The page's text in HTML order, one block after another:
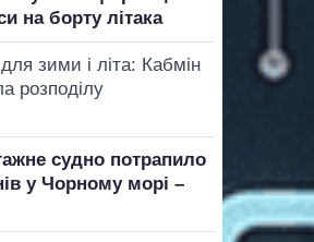
на борту літака
зими і літа: Кабмін
розподілу
судно потрапило
у Чорному морі –